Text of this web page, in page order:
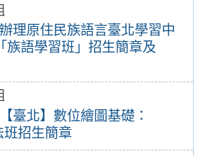
理原住民族語言臺北學習中
族語學習班」招生簡章及
臺北】數位繪圖基礎：
班招生簡章